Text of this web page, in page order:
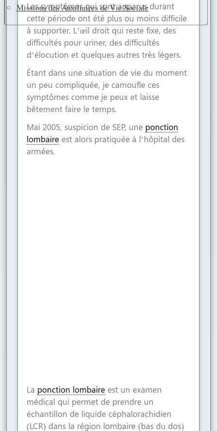
Missions des Auxiliaires de Vie Sociale
Les symptômes qui sont apparus durant
cette période ont été plus ou moins difficile
à supporter. L’œil droit qui reste fixe, des
difficultés pour uriner, des difficultés
d’élocution et quelques autres très légers.
Étant dans une situation de vie du moment
un peu compliquée, je camoufle ces
symptômes comme je peux et laisse
bêtement faire le temps.
Mai 2005, suspicion de SEP, une ponction
lombaire est alors pratiquée à l’hôpital des
armées.
La ponction lombaire est un examen
médical qui permet de prendre un
échantillon de liquide céphalorachidien
(LCR) dans la région lombaire (bas du dos)